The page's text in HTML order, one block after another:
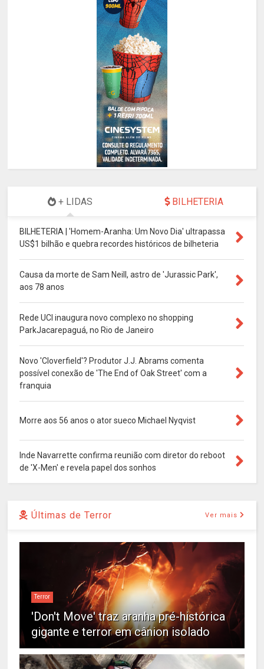
+ LIDAS BILHETERIA
BILHETERIA | 'Homem-Aranha: Um Novo Dia' ultrapassa
US$1 bilhão e quebra recordes históricos de bilheteria
Causa da morte de Sam Neill, astro de 'Jurassic Park',
aos 78 anos
Rede UCI inaugura novo complexo no shopping
ParkJacarepaguá, no Rio de Janeiro
Novo 'Cloverfield'? Produtor J.J. Abrams comenta
possível conexão de 'The End of Oak Street' com a
franquia
Morre aos 56 anos o ator sueco Michael Nyqvist
Inde Navarrette confirma reunião com diretor do reboot
de 'X-Men' e revela papel dos sonhos
Últimas de Terror Ver mais
Terror
'Don't Move' traz aranha pré-histórica
gigante e terror em cânion isolado